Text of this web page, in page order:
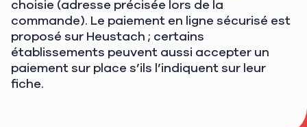
choisie (adresse précisée lors de la
commande). Le paiement en ligne sécurisé est
proposé sur Heustach ; certains
établissements peuvent aussi accepter un
paiement sur place s’ils l’indiquent sur leur
fiche.